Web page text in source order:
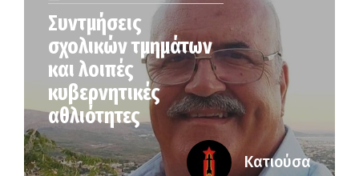
Συντμήσεις
σχολικών τμημάτων
και λοιπές
κυβερνητικές
αθλιότητες
Κατιούσα